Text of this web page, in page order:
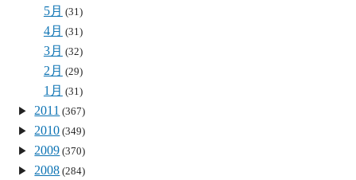
5月 (31)
4月 (31)
3月 (32)
2月 (29)
1月 (31)
2011 (367)
2010 (349)
2009 (370)
2008 (284)